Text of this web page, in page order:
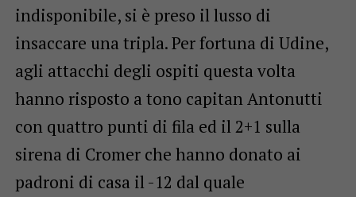
indisponibile, si è preso il lusso di
insaccare una tripla. Per fortuna di Udine,
agli attacchi degli ospiti questa volta
hanno risposto a tono capitan Antonutti
con quattro punti di fila ed il 2+1 sulla
sirena di Cromer che hanno donato ai
padroni di casa il -12 dal quale